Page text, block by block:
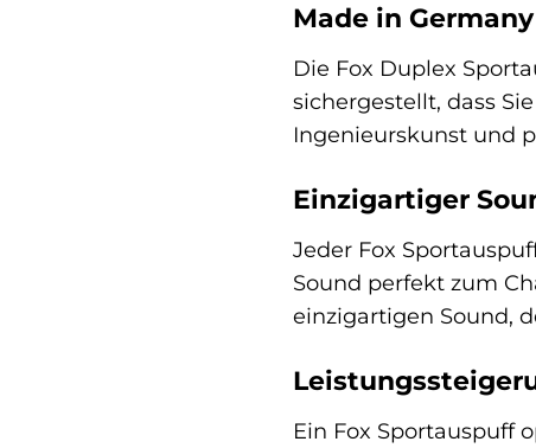
Made in
Die Fox Duplex
sichergestellt, dass
Ingenieurskunst und
Einzigartiger
Jeder Fox
Sound perfekt zum
einzigartigen Sound,
Ein Fox Sportauspuff